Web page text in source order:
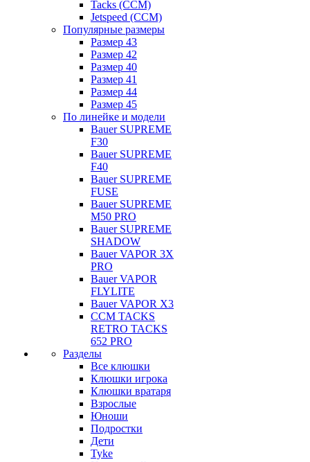
Tacks (CCM)
Jetspeed (CCM)
Популярные размеры
Размер 43
Размер 42
Размер 40
Размер 41
Размер 44
Размер 45
По линейке и модели
Bauer SUPREME
F30
Bauer SUPREME
F40
Bauer SUPREME
FUSE
Bauer SUPREME
M50 PRO
Bauer SUPREME
SHADOW
Bauer VAPOR 3X
PRO
Bauer VAPOR
FLYLITE
Bauer VAPOR X3
CCM TACKS
RETRO TACKS
652 PRO
Разделы
Все клюшки
Клюшки игрока
Клюшки вратаря
Взрослые
Юноши
Подростки
Дети
Tyke